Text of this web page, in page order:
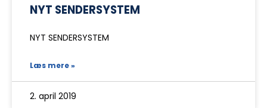
NYT SENDERSYSTEM
NYT SENDERSYSTEM
Læs mere »
2. april 2019